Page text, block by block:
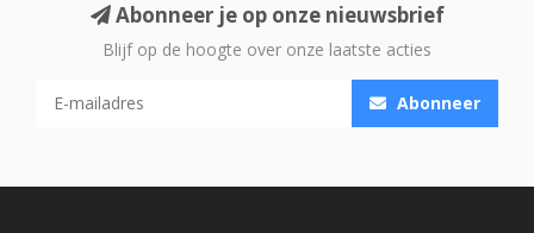
Abonneer je op onze nieuwsbrief
Blijf op de hoogte over onze laatste acties
Abonneer